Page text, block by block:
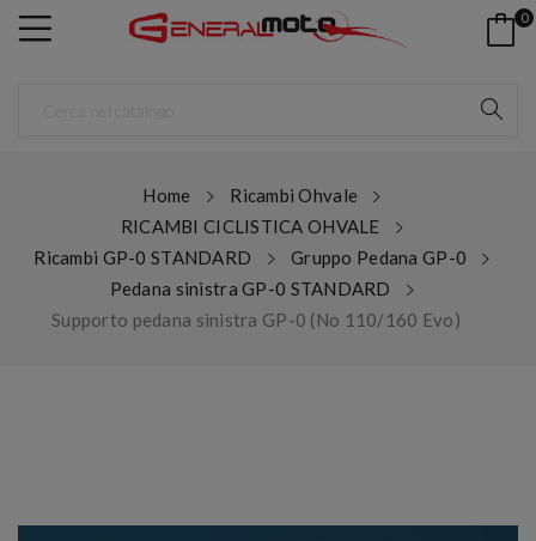
0
Home
Ricambi Ohvale
RICAMBI CICLISTICA OHVALE
Ricambi GP-0 STANDARD
Gruppo Pedana GP-0
Pedana sinistra GP-0 STANDARD
Supporto pedana sinistra GP-0 (No 110/160 Evo)